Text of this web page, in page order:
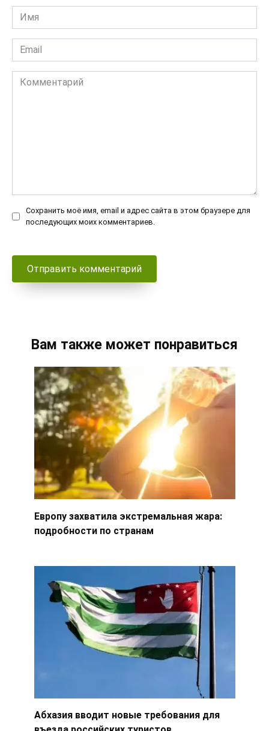
Имя
*
Email
*
Комментарий
Сохранить моё имя, email и адрес сайта в этом браузере для
последующих моих комментариев.
Вам также может понравиться
Европу захватила экстремальная жара:
подробности по странам
Абхазия вводит новые требования для